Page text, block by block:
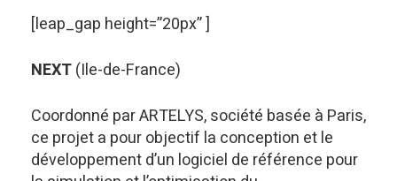
[leap_gap height=”20px” ]
NEXT(Ile-de-France)
Coordonné par ARTELYS, société basée à Paris,
ce projet a pour objectif la conception et le
développement d’un logiciel de référence pour